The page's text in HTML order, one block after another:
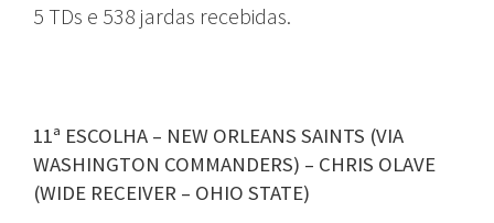
5 TDs e 538 jardas recebidas.
11ª ESCOLHA – NEW ORLEANS SAINTS (VIA
WASHINGTON COMMANDERS) – CHRIS OLAVE
(WIDE RECEIVER – OHIO STATE)